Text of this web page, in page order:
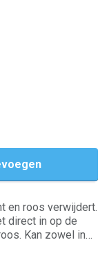
en roos verwijdert.
direct in op de
Kan zowel in